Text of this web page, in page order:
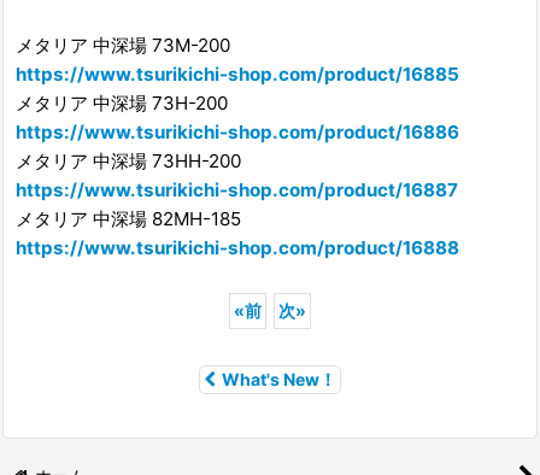
メタリア 中深場 73M-200
https://www.tsurikichi-shop.com/product/16885
メタリア 中深場 73H-200
https://www.tsurikichi-shop.com/product/16886
メタリア 中深場 73HH-200
https://www.tsurikichi-shop.com/product/16887
メタリア 中深場 82MH-185
https://www.tsurikichi-shop.com/product/16888
«前 次»
What's New！